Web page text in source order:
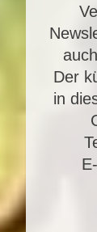
Der
in